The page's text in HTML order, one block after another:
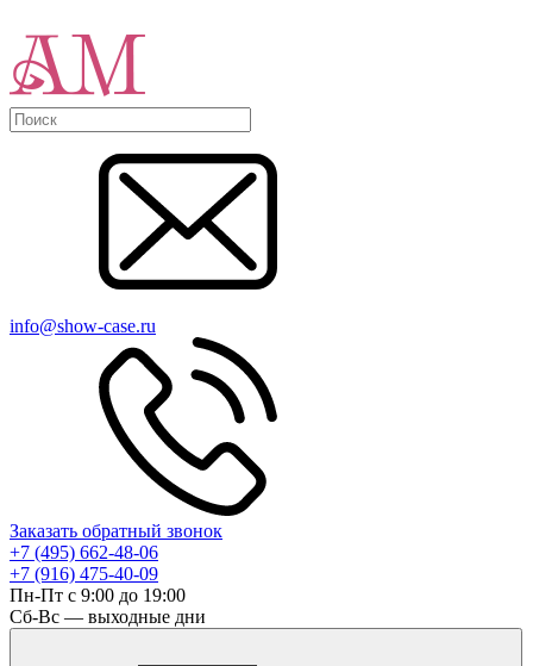
info@show-case.ru
Заказать обратный звонок
+7 (495) 662-48-06
+7 (916) 475-40-09
Пн-Пт с 9:00 до 19:00
Сб-Вс — выходные дни